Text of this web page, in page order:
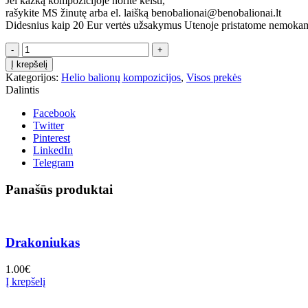
rašykite MS žinutę arba el. laišką benobalionai@benobalionai.lt
Didesnius kaip 20 Eur vertės užsakymus Utenoje pristatome
produkto
kiekis:
Kompozicija
Minionikai
Į krepšelį
Kategorijos: Helio balionų kompozicijos, Visos prekės
Dalintis
Facebook
Twitter
Pinterest
LinkedIn
Telegram
Panašūs produktai
Drakoniukas
1.00€
Į krepšelį